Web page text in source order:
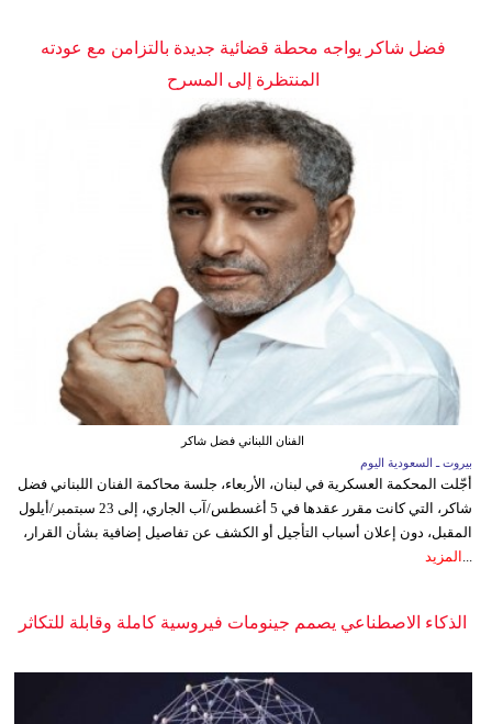
فضل شاكر يواجه محطة قضائية جديدة بالتزامن مع عودته
المنتظرة إلى المسرح
الفنان اللبناني فضل شاكر
بيروت ـ السعودية اليوم
أجّلت المحكمة العسكرية في لبنان، الأربعاء، جلسة محاكمة الفنان اللبناني فضل
شاكر، التي كانت مقرر عقدها في 5 أغسطس/آب الجاري، إلى 23 سبتمبر/أيلول
المقبل، دون إعلان أسباب التأجيل أو الكشف عن تفاصيل إضافية بشأن القرار،
... المزيد
الذكاء الاصطناعي يصمم جينومات فيروسية كاملة وقابلة للتكاثر